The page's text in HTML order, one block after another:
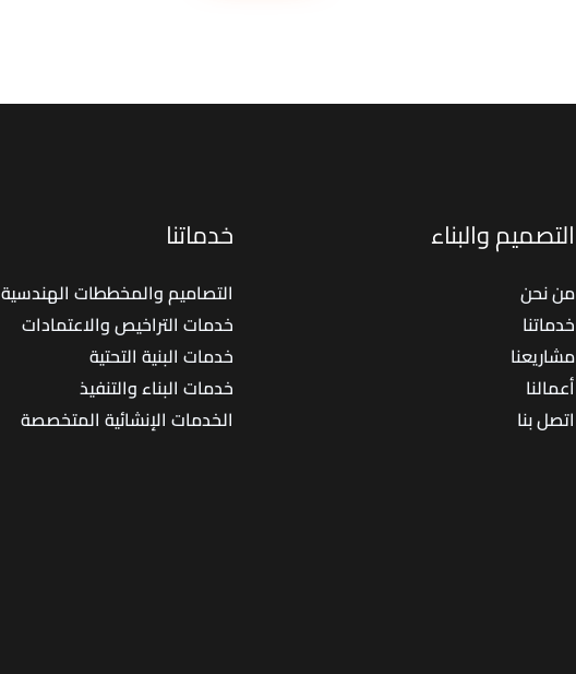
التصميم والبناء
من نحن
خدماتنا
مشاريعنا
أعمالنا
اتصل بنا
خدماتنا
التصاميم والمخططات الهندسية
خدمات التراخيص والاعتمادات
خدمات البنية التحتية
خدمات البناء والتنفيذ
الخدمات الإنشائية المتخصصة